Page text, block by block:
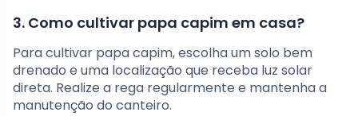
3. Como cultivar papa capim em casa?
Para cultivar papa capim, escolha um solo bem
drenado e uma localização que receba luz solar
direta. Realize a rega regularmente e mantenha a
manutenção do canteiro.